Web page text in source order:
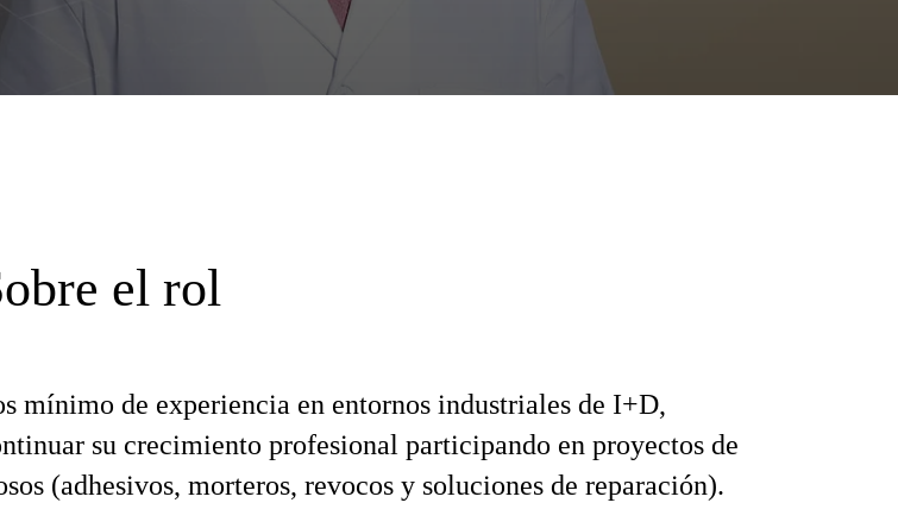
el rol
mínimo de experiencia en entornos industriales de I+D,
su crecimiento profesional participando en proyectos de
(adhesivos, morteros, revocos y soluciones de reparación).